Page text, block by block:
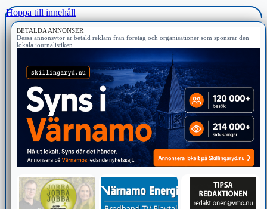
Hoppa till innehåll
BETALDA ANNONSER
Dessa annonsytor är betald reklam från företag och organisationer som sponsrar den
lokala journalistiken.